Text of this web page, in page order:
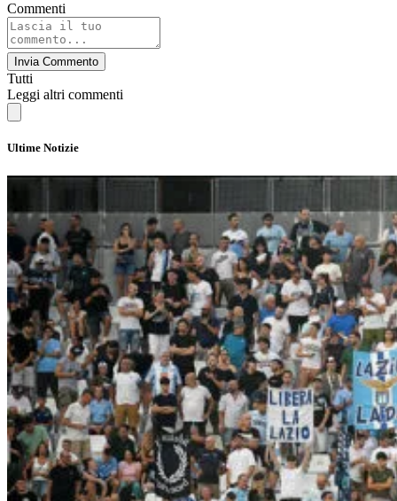
Commenti
Invia Commento
Tutti
Leggi altri commenti
Ultime Notizie